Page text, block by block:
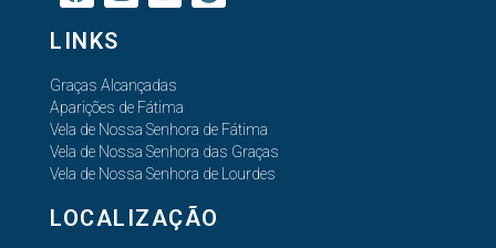
LINKS
Graças Alcançadas
Aparições de Fátima
Vela de Nossa Senhora de Fátima
Vela de Nossa Senhora das Graças
Vela de Nossa Senhora de Lourdes
LOCALIZAÇÃO